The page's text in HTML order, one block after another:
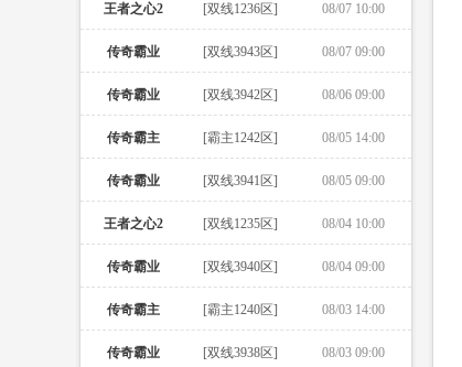
王者之心2 [双线1236区] 08/07 10:00
传奇霸业 [双线3943区] 08/07 09:00
传奇霸业 [双线3942区] 08/06 09:00
传奇霸主 [霸主1242区] 08/05 14:00
传奇霸业 [双线3941区] 08/05 09:00
王者之心2 [双线1235区] 08/04 10:00
传奇霸业 [双线3940区] 08/04 09:00
传奇霸主 [霸主1240区] 08/03 14:00
传奇霸业 [双线3938区] 08/03 09:00